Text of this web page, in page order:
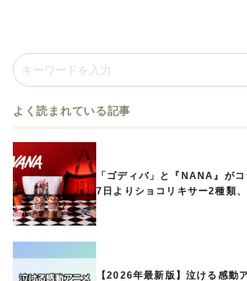
よく読まれている記事
「ゴディバ」と『NANA』が
7日よりショコリキサー2種類
【2026年最新版】泣ける感動